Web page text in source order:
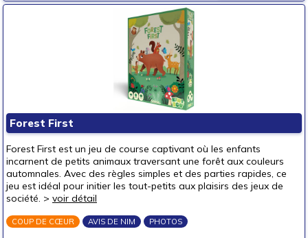
autour de 50 €
(1)
50 € et au-delà
Forest First
Forest First est un jeu de course captivant où les enfants
incarnent de petits animaux traversant une forêt aux couleurs
automnales. Avec des règles simples et des parties rapides, ce
jeu est idéal pour initier les tout-petits aux plaisirs des jeux de
société. > voir détail
COUP DE CŒUR AVIS DE NIM PHOTOS